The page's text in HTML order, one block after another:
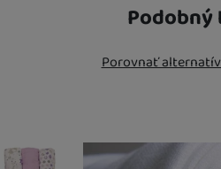
Porovnať